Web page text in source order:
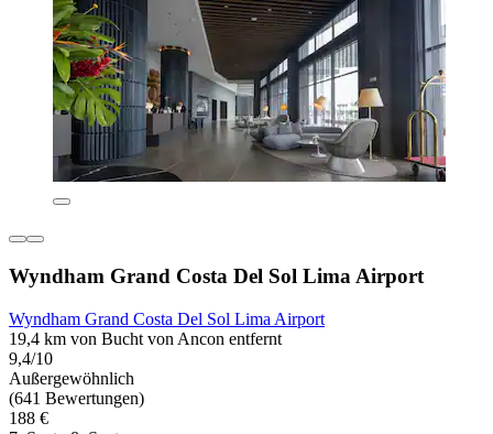
Wyndham Grand Costa Del Sol Lima Airport
Wyndham Grand Costa Del Sol Lima Airport
19,4 km von Bucht von Ancon entfernt
9,4/10
Außergewöhnlich
(641 Bewertungen)
188 €